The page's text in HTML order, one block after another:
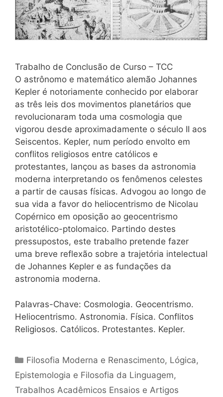
Trabalho de Conclusão de Curso – TCC
O astrônomo e matemático alemão Johannes
Kepler é notoriamente conhecido por elaborar
as três leis dos movimentos planetários que
revolucionaram toda uma cosmologia que
vigorou desde aproximadamente o século II aos
Seiscentos. Kepler, num período envolto em
conflitos religiosos entre católicos e
protestantes, lançou as bases da astronomia
moderna interpretando os fenômenos celestes
a partir de causas físicas. Advogou ao longo de
sua vida a favor do heliocentrismo de Nicolau
Copérnico em oposição ao geocentrismo
aristotélico-ptolomaico. Partindo destes
pressupostos, este trabalho pretende fazer
uma breve reflexão sobre a trajetória intelectual
de Johannes Kepler e as fundações da
astronomia moderna.
Palavras-Chave: Cosmologia. Geocentrismo.
Heliocentrismo. Astronomia. Física. Conflitos
Religiosos. Católicos. Protestantes. Kepler.
Categorias
Filosofia Moderna e Renascimento, Lógica,
Epistemologia e Filosofia da Linguagem,
Trabalhos Acadêmicos Ensaios e Artigos